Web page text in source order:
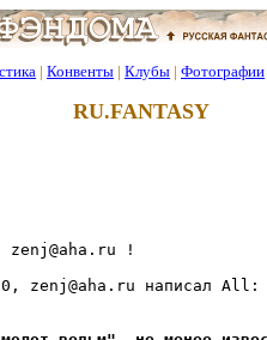
| Конвенты | Клубы | Фотографии
RU.FANTASY
zenj@aha.ru !
zenj@aha.ru написал All: